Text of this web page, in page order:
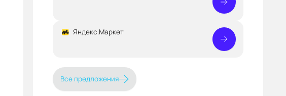
Яндекс.Маркет
Все предложения